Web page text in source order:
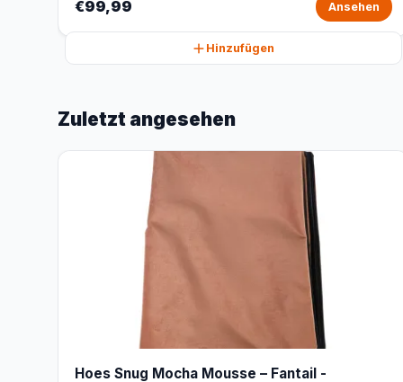
€99,99 Ansehen
Hinzufügen
Zuletzt angesehen
Hoes Snug Mocha Mousse – Fantail -